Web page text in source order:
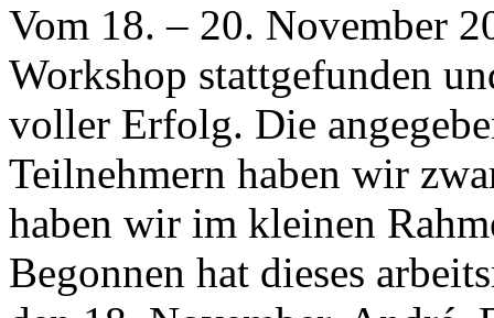
Vom 18. – 20. November
Workshop stattgefunden
voller Erfolg. Die
Teilnehmern haben wir
haben wir im kleinen
Begonnen hat dieses